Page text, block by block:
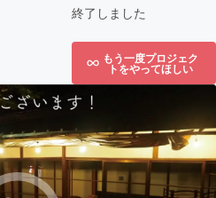
終了しました
もう一度プロジェク
トをやってほしい